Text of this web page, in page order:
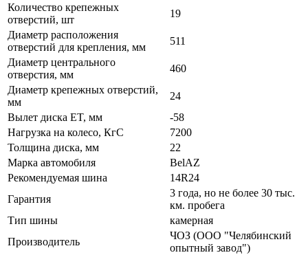
Количество крепежных
отверстий, шт
19
Диаметр расположения
отверстий для крепления, мм
511
Диаметр центрального
отверстия, мм
460
Диаметр крепежных отверстий,
мм
24
Вылет диска ET, мм
-58
Нагрузка на колесо, КгС
7200
Толщина диска, мм
22
Марка автомобиля
BelAZ
Рекомендуемая шина
14R24
Гарантия
3 года, но не более 30 тыс.
км. пробега
Тип шины
камерная
Производитель
ЧОЗ (ООО "Челябинский
опытный завод")